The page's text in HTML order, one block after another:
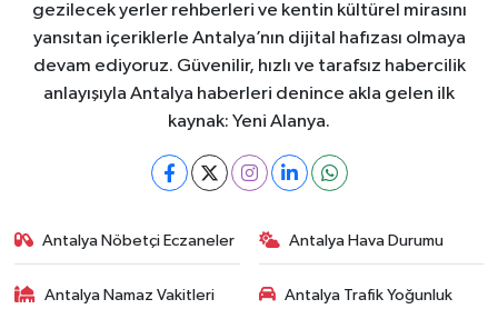
gezilecek yerler rehberleri ve kentin kültürel mirasını
yansıtan içeriklerle Antalya’nın dijital hafızası olmaya
devam ediyoruz. Güvenilir, hızlı ve tarafsız habercilik
anlayışıyla Antalya haberleri denince akla gelen ilk
kaynak: Yeni Alanya.
Antalya Nöbetçi Eczaneler Antalya Hava Durumu
Antalya Namaz Vakitleri
Antalya Trafik Yoğunluk